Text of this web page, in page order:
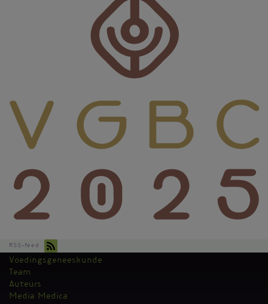
RSS-feed
Kantoormenu
Voedingsgeneeskunde
Team
Auteurs
Media Medica